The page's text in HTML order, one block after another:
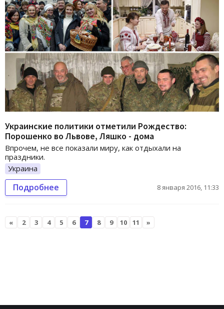
Украинские политики отметили Рождество:
Порошенко во Львове, Ляшко - дома
Впрочем, не все показали миру, как отдыхали на
праздники.
Украина
Подробнее 8 января 2016, 11:33
« 2 3 4 5 6 7 8 9 10 11 »